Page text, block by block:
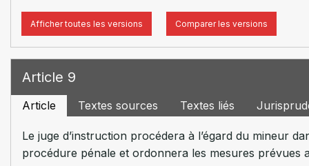
Afficher toutes les versions Comparer les versions
Article 9
Article Textes sources Textes liés
Le juge d’instruction procédera à l’égard du mineur
procédure pénale et ordonnera les mesures prévues